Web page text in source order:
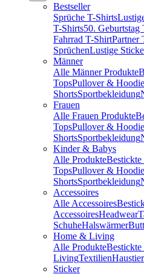
Bestseller
Sprüche T-Shirts
T-Shirts50. Geburtstag
Fahrrad T-ShirtPartner
SprüchenLustige
Männer
Alle Männer Produkte
TopsPullover &
ShortsSportbekleidung
Frauen
Alle Frauen Produkte
TopsPullover &
ShortsSportbekleidung
Kinder & Babys
Alle Produkte
TopsPullover &
ShortsSportbekleidung
Accessoires
Alle Accessoires
AccessoiresHeadwear
SchuheHalswärmer
Home & Living
Alle ProdukteBestickte
LivingTextilien
Sticker